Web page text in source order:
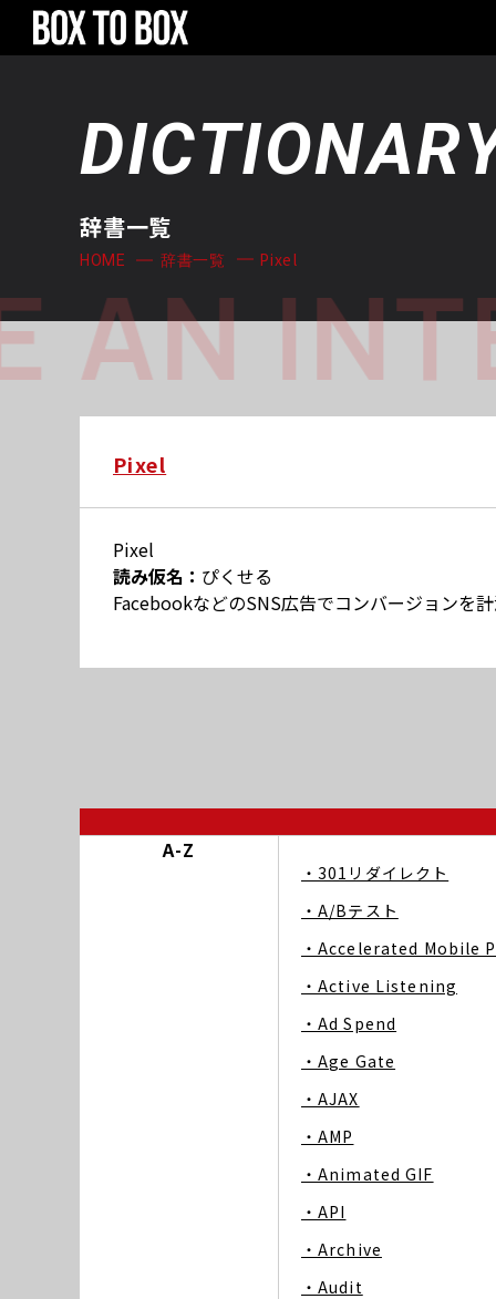
辞書一覧
HOME 辞書一覧 Pixel
Pixel
Pixel
読み仮名： ぴくせる
FacebookなどのSNS広告でコンバージョンを
A-Z
・301リダイレクト
・A/Bテスト
・Accelerated Mobile
・Active Listening
・Ad Spend
・Age Gate
・AJAX
・AMP
・Animated GIF
・API
・Archive
・Audit